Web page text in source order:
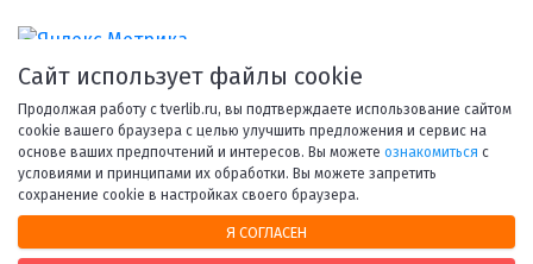
© 1998-2026 Тверская областная библиотека им. А. М.
Горького.
При использовании материалов сайта ссылка на
Сайт использует файлы cookie
Продолжая работу с tverlib.ru, вы подтверждаете использование сайтом
cookie вашего браузера с целью улучшить предложения и сервис на
основе ваших предпочтений и интересов. Вы можете ознакомиться с
условиями и принципами их обработки. Вы можете запретить
сохранение cookie в настройках своего браузера.
Я СОГЛАСЕН